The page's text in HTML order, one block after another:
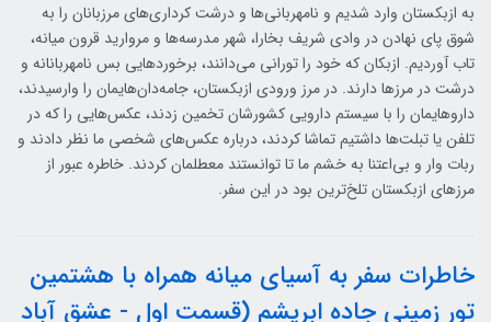
به ازبکستان وارد شدیم و نامهربانی‌ها و درشت کرداری‌های مرزبانان را به
شوق پای نهادن در وادی شریف بخارا، شهر مدرسه‌ها و مروارید قرون میانه،
تاب آوردیم. ازبکان که خود را تورانی می‌‎دانند، برخوردهایی بس نامهربانانه و
درشت در مرزها دارند. در مرز ورودی ازبکستان، جامه‌دان‌هایمان را وارسیدند،
داروهایمان را با سیستم دارویی کشورشان تخمین زدند، عکس‌هایی را که در
تلفن یا تبلت‌ها داشتیم تماشا کردند، درباره عکس‌های شخصی ما نظر دادند و
ربات وار و بی‌اعتنا به خشم ما تا توانستند معطلمان کردند. خاطره عبور از
مرزهای ازبکستان تلخ‌ترین بود در این سفر.
خاطرات سفر به آسیای میانه همراه با هشتمین
تور زمینی جاده ابریشم (قسمت اول - عشق آباد